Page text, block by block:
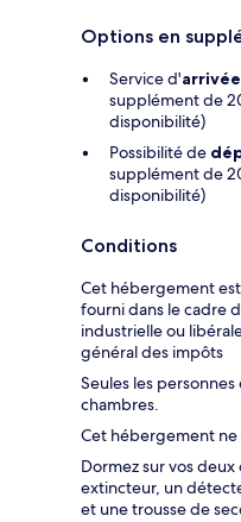
Options en
Service d'
supplément de
disponibilité)
Possibilité de
supplément de
disponibilité)
Conditions
Cet hébergement
fourni dans le cadre
industrielle ou
général des impôts
Seules les
chambres.
Cet hébergement ne
Dormez sur vos
extincteur, un
et une trousse de